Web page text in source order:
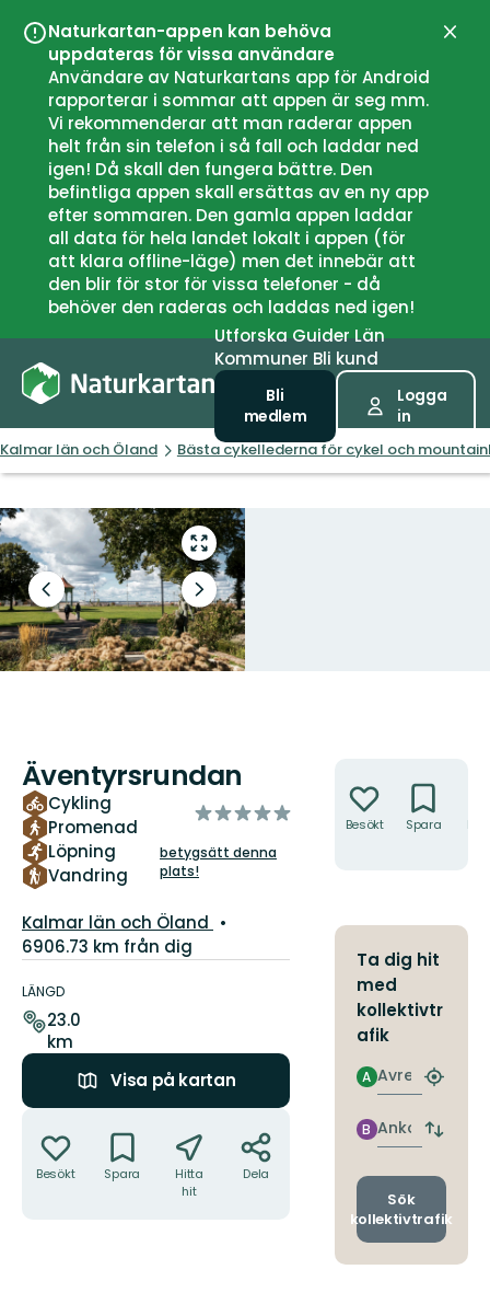
Naturkartan-appen kan behöva
uppdateras för vissa användare
Användare av Naturkartans app för Android
rapporterar i sommar att appen är seg mm.
Vi rekommenderar att man raderar appen
helt från sin telefon i så fall och laddar ned
igen! Då skall den fungera bättre. Den
befintliga appen skall ersättas av en ny app
efter sommaren. Den gamla appen laddar
all data för hela landet lokalt i appen (för
att klara offline-läge) men det innebär att
den blir för stor för vissa telefoner - då
behöver den raderas och laddas ned igen!
UtforskaGuiderLän
Kommuner Bli kund
Bli
medlem
Logga
in
Kalmar län och Öland Bästa cykellederna för cykel och
Gå
till
helskärmsläge
Föregående
bild
Nästa
bildspel
Äventyrsrundan
Cykling
Promenad
Löpning
Vandring
av
stjärnor
betygsätt denna
plats!
Län:
Kalmar län och Öland
6906.73 km från dig
om
leden
LÄNGD
23.0
km
Visa på kartan
Besökt Spara
Hitta
hit
Dela
Besökt Spara
Ta dig hit
med
kollektivtr
afik
Avresa
A
Hitta
Ankomst
B
Byt
och
Sök
kollektivtrafik